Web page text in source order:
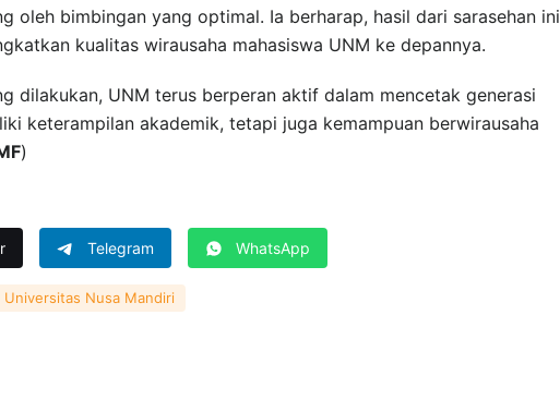
oleh bimbingan yang optimal. Ia berharap, hasil dari sarasehan ini
kualitas wirausaha mahasiswa UNM ke depannya.
dilakukan, UNM terus berperan aktif dalam mencetak generasi
keterampilan akademik, tetapi juga kemampuan berwirausaha
)
Telegram WhatsApp
Universitas Nusa Mandiri